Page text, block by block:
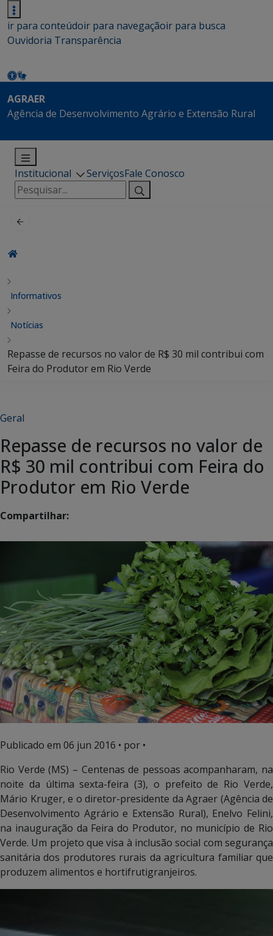
ir para conteúdoir para navegaçãoir para busca
Ouvidoria Transparência
AGRAER
Agência de Desenvolvimento Agrário e Extensão Rural
Institucional ServiçosFale Conosco
Pesquisar
por:
Informativos
Notícias
Repasse de recursos no valor de R$ 30 mil contribui com
Feira do Produtor em Rio Verde
Geral
Repasse de recursos no valor de
R$ 30 mil contribui com Feira do
Produtor em Rio Verde
Compartilhar:
Publicado em 06 jun 2016 • por •
Rio Verde (MS) – Centenas de pessoas acompanharam, na
noite da última sexta-feira (3), o prefeito de Rio Verde,
Mário Kruger, e o diretor-presidente da Agraer (Agência de
Desenvolvimento Agrário e Extensão Rural), Enelvo Felini,
na inauguração da Feira do Produtor, no município de Rio
Verde. Um projeto que visa à inclusão social com segurança
sanitária dos produtores rurais da agricultura familiar que
produzem alimentos e hortifrutigranjeiros.